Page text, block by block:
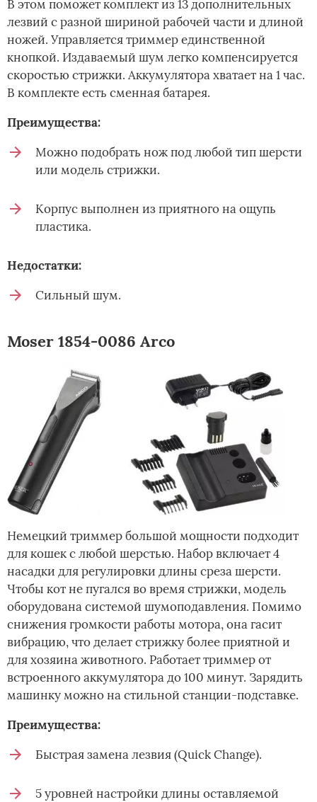
В этом поможет комплект из 13 дополнительных
лезвий с разной шириной рабочей части и длиной
ножей. Управляется триммер единственной
кнопкой. Издаваемый шум легко компенсируется
скоростью стрижки. Аккумулятора хватает на 1 час.
В комплекте есть сменная батарея.
Преимущества:
Можно подобрать нож под любой тип шерсти
или модель стрижки.
Корпус выполнен из приятного на ощупь
пластика.
Недостатки:
Сильный шум.
Moser 1854-0086 Arco
Немецкий триммер большой мощности подходит
для кошек с любой шерстью. Набор включает 4
насадки для регулировки длины среза шерсти.
Чтобы кот не пугался во время стрижки, модель
оборудована системой шумоподавления. Помимо
снижения громкости работы мотора, она гасит
вибрацию, что делает стрижку более приятной и
для хозяина животного. Работает триммер от
встроенного аккумулятора до 100 минут. Зарядить
машинку можно на стильной станции-подставке.
Преимущества:
Быстрая замена лезвия (Quick Change).
5 уровней настройки длины оставляемой